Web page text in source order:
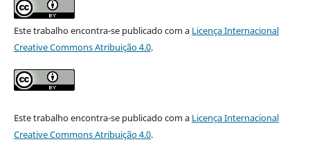
Este trabalho encontra-se publicado com a Licença Internacional
Creative Commons Atribuição 4.0.
Este trabalho encontra-se publicado com a Licença Internacional
Creative Commons Atribuição 4.0.